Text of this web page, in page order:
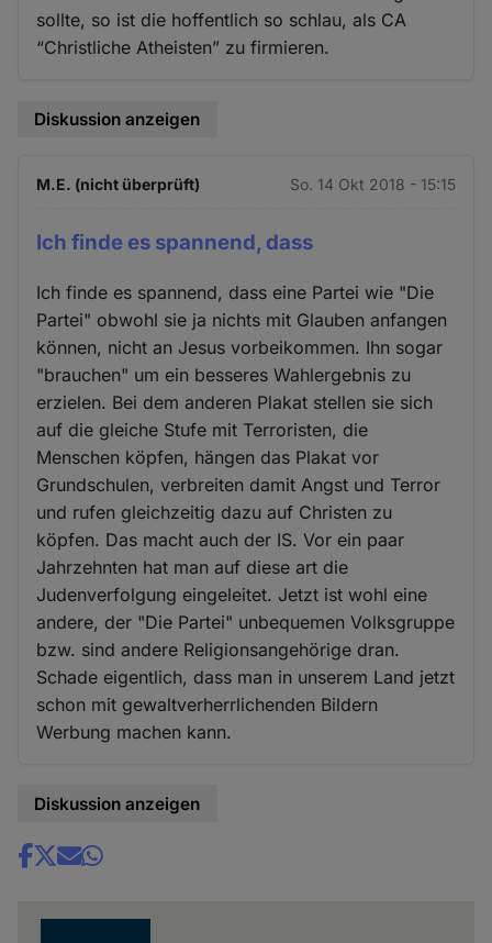
sollte, so ist die hoffentlich so schlau, als CA
“Christliche Atheisten” zu firmieren.
Diskussion anzeigen
M.E. (nicht überprüft) So. 14 Okt 2018 - 15:15
Ich finde es spannend, dass
Ich finde es spannend, dass eine Partei wie "Die
Partei" obwohl sie ja nichts mit Glauben anfangen
können, nicht an Jesus vorbeikommen. Ihn sogar
"brauchen" um ein besseres Wahlergebnis zu
erzielen. Bei dem anderen Plakat stellen sie sich
auf die gleiche Stufe mit Terroristen, die
Menschen köpfen, hängen das Plakat vor
Grundschulen, verbreiten damit Angst und Terror
und rufen gleichzeitig dazu auf Christen zu
köpfen. Das macht auch der IS. Vor ein paar
Jahrzehnten hat man auf diese art die
Judenverfolgung eingeleitet. Jetzt ist wohl eine
andere, der "Die Partei" unbequemen Volksgruppe
bzw. sind andere Religionsangehörige dran.
Schade eigentlich, dass man in unserem Land jetzt
schon mit gewaltverherrlichenden Bildern
Werbung machen kann.
Diskussion anzeigen
Share